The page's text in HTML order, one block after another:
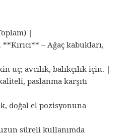
|
– Ağaç kabukları,
uç; avcılık, balıkçılık için. |
paslanma karşıtı
doğal el pozisyonuna
süreli kullanımda